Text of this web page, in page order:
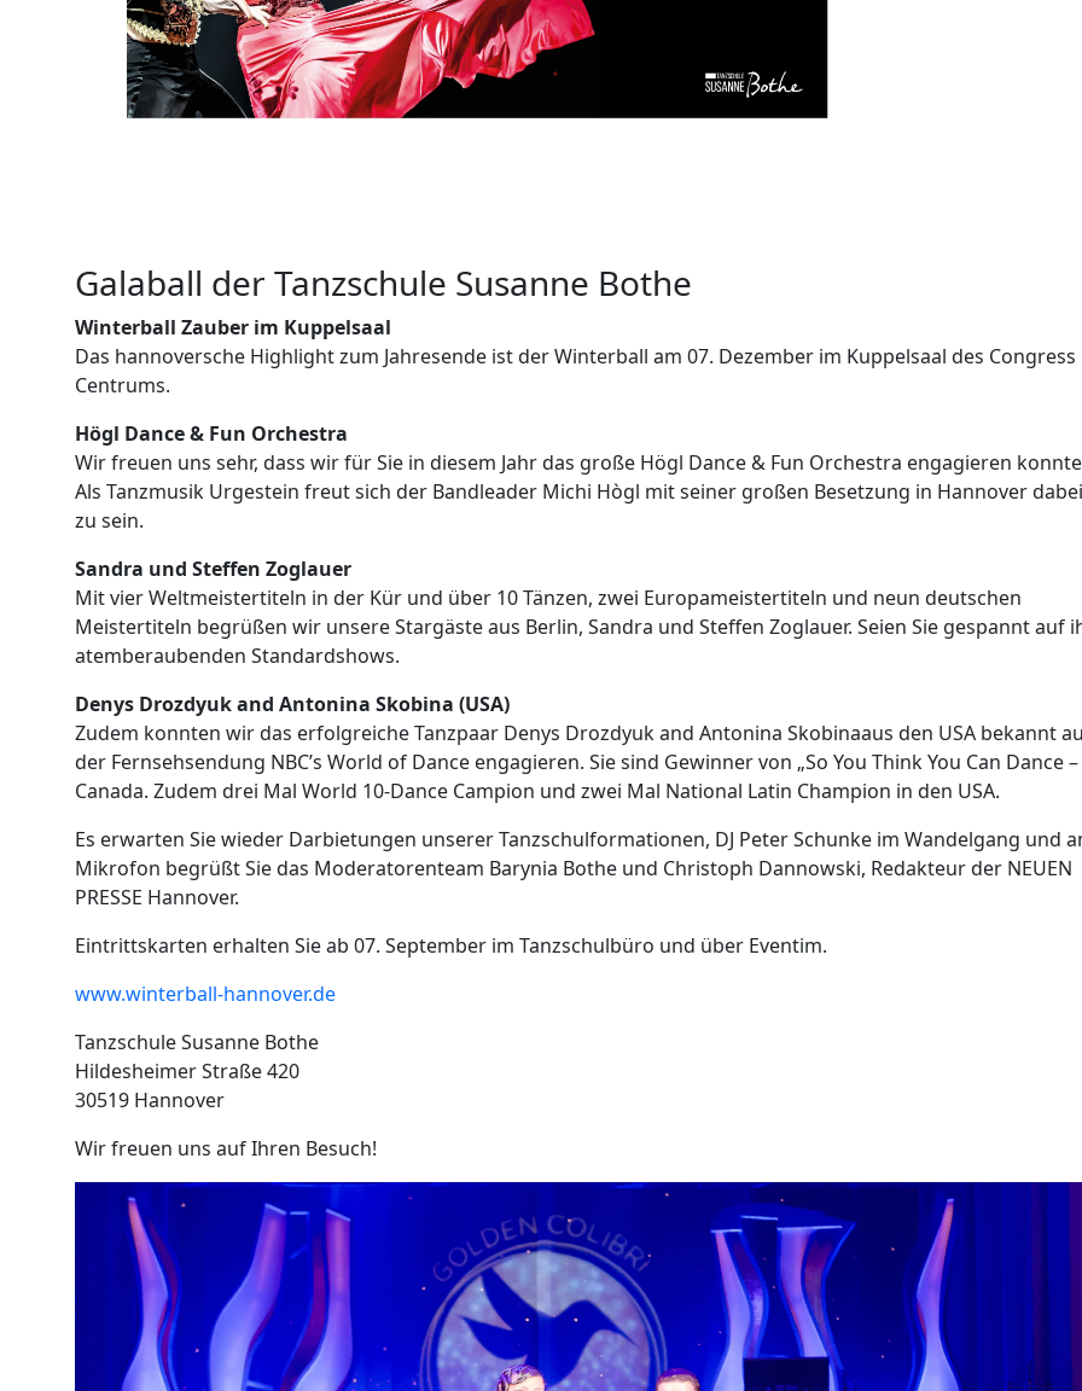
Galaball der Tanzschule Susanne Bothe
Winterball Zauber im Kuppelsaal
Das hannoversche Highlight zum Jahresende ist der Winterball am 07. Dezember im Kuppelsaal des Congress
Centrums.
Högl Dance & Fun Orchestra
Wir freuen uns sehr, dass wir für Sie in diesem Jahr das große Högl Dance & Fun Orchestra engagieren
Als Tanzmusik Urgestein freut sich der Bandleader Michi Hògl mit seiner großen Besetzung in Hannover dabei
zu sein.
Sandra und Steffen Zoglauer
Mit vier Weltmeistertiteln in der Kür und über 10 Tänzen, zwei Europameistertiteln und neun deutschen
Meistertiteln begrüßen wir unsere Stargäste aus Berlin, Sandra und Steffen Zoglauer. Seien Sie gespannt auf
atemberaubenden Standardshows.
Denys Drozdyuk and Antonina Skobina (USA)
Zudem konnten wir das erfolgreiche Tanzpaar Denys Drozdyuk and Antonina Skobinaaus den USA bekannt
der Fernsehsendung NBC’s World of Dance engagieren. Sie sind Gewinner von „So You Think You Can Dance –
Canada. Zudem drei Mal World 10-Dance Campion und zwei Mal National Latin Champion in den USA.
Es erwarten Sie wieder Darbietungen unserer Tanzschulformationen, DJ Peter Schunke im Wandelgang und
Mikrofon begrüßt Sie das Moderatorenteam Barynia Bothe und Christoph Dannowski, Redakteur der NEUEN
PRESSE Hannover.
Eintrittskarten erhalten Sie ab 07. September im Tanzschulbüro und über Eventim.
www.winterball-hannover.de
Tanzschule Susanne Bothe
Hildesheimer Straße 420
30519 Hannover
Wir freuen uns auf Ihren Besuch!